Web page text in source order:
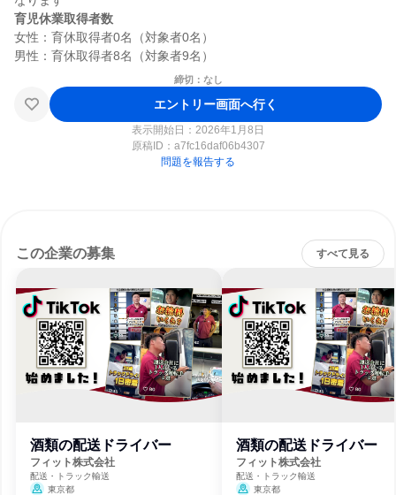
育児休業取得者数
女性：育休取得者0名（対象者0名）
締切：なし
エントリー画面へ行く
表示開始日：2026年1月8日
原稿ID： a7fc16daf06b4307
問題を報告する
この企業の募集 すべて見る
酒類の配送ドライバー
フィット株式会社
配送・トラック輸送
東京都
酒類の配送ドライバー
フィット株式会社
配送・トラック輸送
東京都